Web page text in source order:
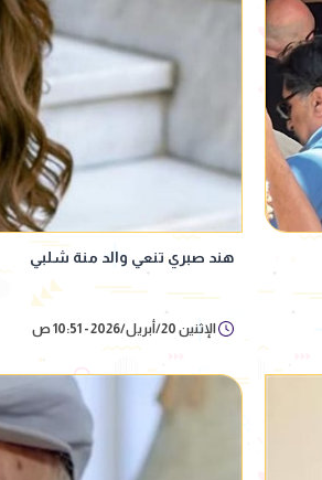
هند صبري تنعي والد منة شلبي
الإثنين 20/أبريل/2026 - 10:51 ص